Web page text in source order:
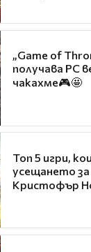
„Game of
получава PC
чакахме🎮🤩
Топ 5 игри,
усещането за
Кристофър